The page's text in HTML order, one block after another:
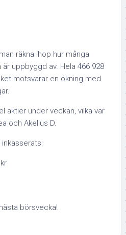
räkna ihop hur många
uppbyggd av. Hela 466 928
motsvarar en ökning med
aktier under veckan, vilka var
och Akelius D.
börsvecka!